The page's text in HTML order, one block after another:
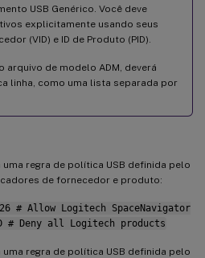
USB Genérico. Você deve
explicitamente usando seus
(VID) e ID de Produto (PID).
arquivo de modelo ADM, deverá
linha, como uma lista separada por
regra de política USB definida pelo
de fornecedor e produto:
# Allow Logitech SpaceNavigator
# Deny all Logitech products
regra de política USB definida pelo